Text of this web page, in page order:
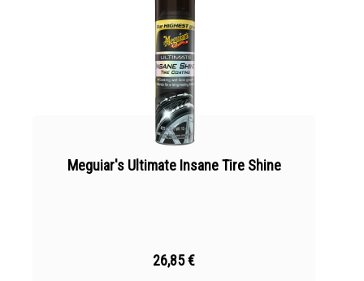
Meguiar's Ultimate Insane Tire Shine
26,85 €